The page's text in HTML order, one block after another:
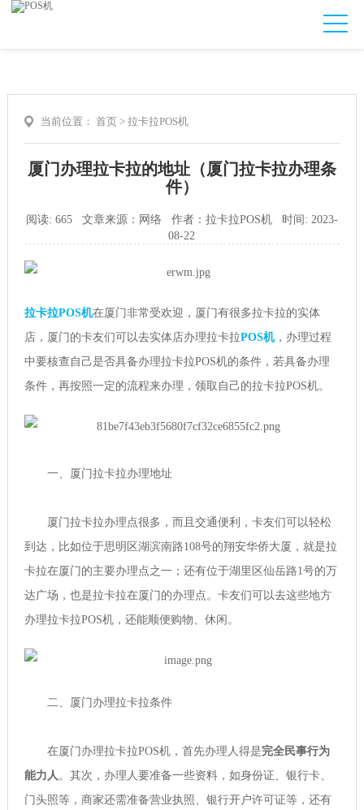
当前位置： 首页> 拉卡拉POS机
厦门办理拉卡拉的地址（厦门拉卡拉办理条
件）
阅读: 665 文章来源：网络 作者：拉卡拉POS机 时间: 2023-
08-22
拉卡拉POS机在厦门非常受欢迎，厦门有很多拉卡拉的实体
店，厦门的卡友们可以去实体店办理拉卡拉POS机，办理过程
中要核查自己是否具备办理拉卡拉POS机的条件，若具备办理
条件，再按照一定的流程来办理，领取自己的拉卡拉POS机。
一、厦门拉卡拉办理地址
厦门拉卡拉办理点很多，而且交通便利，卡友们可以轻松
到达，比如位于思明区湖滨南路108号的翔安华侨大厦，就是拉
卡拉在厦门的主要办理点之一；还有位于湖里区仙岳路1号的万
达广场，也是拉卡拉在厦门的办理点。卡友们可以去这些地方
办理拉卡拉POS机，还能顺便购物、休闲。
二、厦门办理拉卡拉条件
在厦门办理拉卡拉POS机，首先办理人得是完全民事行为
能力人。其次，办理人要准备一些资料，如身份证、银行卡、
门头照等，商家还需准备营业执照、银行开户许可证等，还有